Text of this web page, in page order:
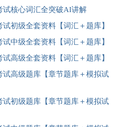
试核心词汇全突破AI讲解
初级全套资料【词汇＋题库】
中级全套资料【词汇＋题库】
高级全套资料【词汇＋题库】
试高级题库【章节题库＋模拟试
试初级题库【章节题库＋模拟试